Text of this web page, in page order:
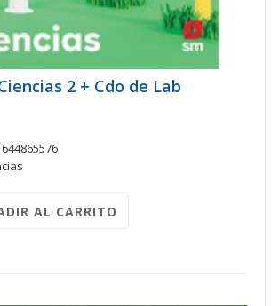
2 + Cdo de Lab
AL CARRITO